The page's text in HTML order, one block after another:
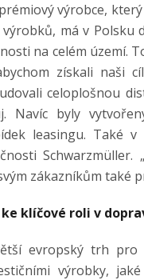
výrobce,
výrobků, má v
na celém území.
získali naši
celoplošnou
Navíc byly
leasingu. Také
zákazníkům také
klíčové roli v
evropský trh pro
výrobky,